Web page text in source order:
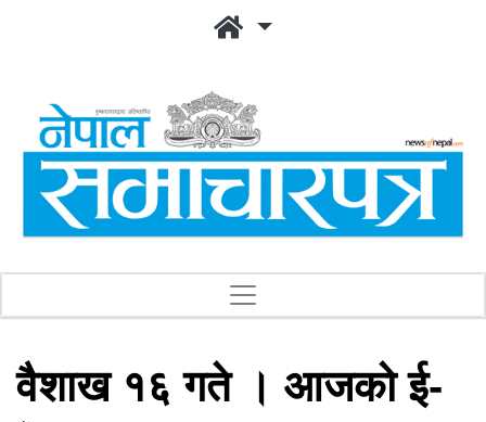
वैशाख १६ गते । आजको ई-